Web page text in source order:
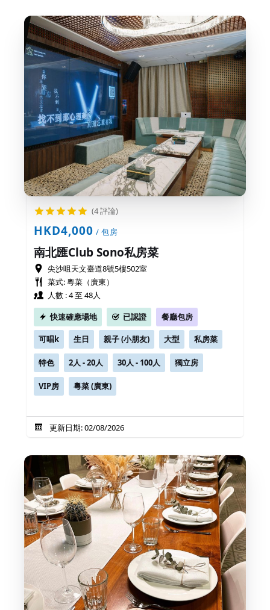
(4 評論)
HKD4,000 / 包房
南北匯Club Sono私房菜
尖沙咀天文臺道8號5樓502室
菜式: 粵菜（廣東）
人數 : 4 至 48人
快速確應場地
已認證 餐廳包房
可唱k 生日 親子 (小朋友) 大型 私房菜
特色 2人 - 20人 30人 - 100人 獨立房
VIP房 粵菜 (廣東)
更新日期: 02/08/2026